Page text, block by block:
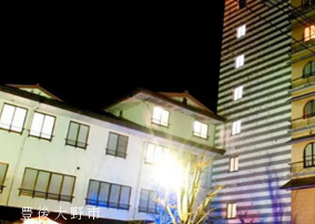
豊後大野市